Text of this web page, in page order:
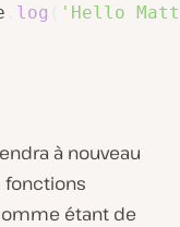
log 'Hello
à nouveau
fonctions
étant de